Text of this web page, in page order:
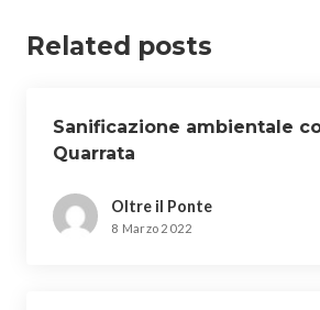
Related posts
Sanificazione ambientale
Quarrata
Oltre il Ponte
8 Marzo 2022